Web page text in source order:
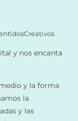
y nos encanta
y la forma
la
y las